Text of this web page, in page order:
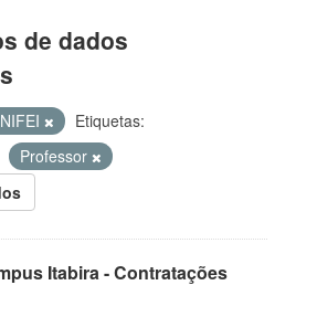
de dados
Etiquetas:
Professor
Itabira - Contratações